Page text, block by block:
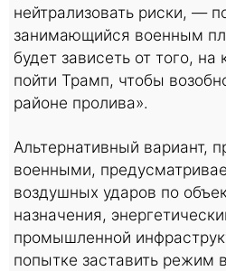
нейтрализовать риски, —
занимающийся военным
будет зависеть от того, на
пойти Трамп, чтобы
районе пролива».
Альтернативный вариант,
военными,
воздушных ударов по
назначения,
промышленной
попытке заставить режим